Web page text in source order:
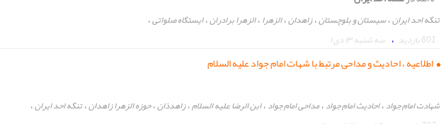
تنگه احد ایران،سیستان و بلوچستان،زاهدان،الزهرا،الزهرا برادران،ایستگاه صلواتی،
601 بازدید ، سه شنبه ۱۳ دی ۱
اطلاعیه ، احادیث و مداحی مرتبط با شهات امام جواد علیه السلام
شهادت امام جواد،احادیث امام جواد،مداحی امام جواد،ابن الرضا علیه السلام،زاهدذان،حوزه الزهرا زاهدان،تنگه احد ایران،